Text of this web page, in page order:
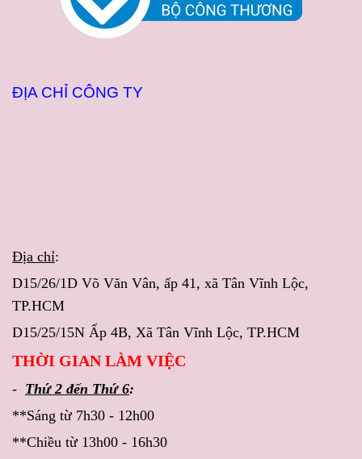
ĐỊA CHỈ CÔNG TY
Địa chỉ:
D15/26/1D Võ Văn Vân, ấp 41, xã Tân Vĩnh Lộc,
TP.HCM
D15/25/15N Ấp 4B, Xã Tân Vĩnh Lộc, TP.HCM
THỜI GIAN LÀM VIỆC
- Thứ 2 đến Thứ 6:
**Sáng từ 7h30 - 12h00
**Chiều từ 13h00 - 16h30